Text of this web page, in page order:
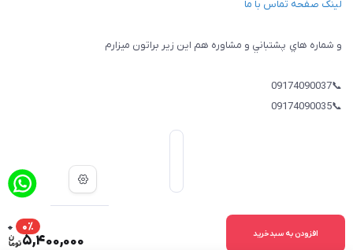
افزودن به سبدخرید
0٪ 0
5,400,000
لینک صفحه تماس با ما
و شماره هاي پشتباني و مشاوره هم اين زير براتون ميزارم
📞09174090037
📞09174090035